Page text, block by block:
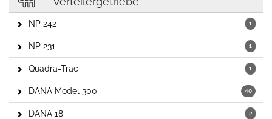
1
NP 242
1
NP 231
1
Quadra-Trac
40
DANA Model 300
2
DANA 18